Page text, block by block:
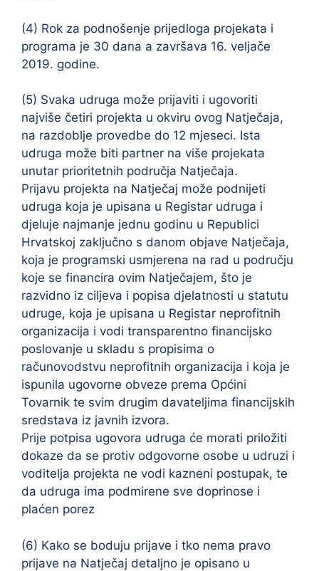
(4) Rok za podnošenje prijedloga projekata i
programa je 30 dana a završava 16. veljače
2019. godine.
(5) Svaka udruga može prijaviti i ugovoriti
najviše četiri projekta u okviru ovog Natječaja,
na razdoblje provedbe do 12 mjeseci. Ista
udruga može biti partner na više projekata
unutar prioritetnih područja Natječaja.
Prijavu projekta na Natječaj može podnijeti
udruga koja je upisana u Registar udruga i
djeluje najmanje jednu godinu u Republici
Hrvatskoj zaključno s danom objave Natječaja,
koja je programski usmjerena na rad u području
koje se financira ovim Natječajem, što je
razvidno iz ciljeva i popisa djelatnosti u statutu
udruge, koja je upisana u Registar neprofitnih
organizacija i vodi transparentno financijsko
poslovanje u skladu s propisima o
računovodstvu neprofitnih organizacija i koja je
ispunila ugovorne obveze prema Općini
Tovarnik te svim drugim davateljima financijskih
sredstava iz javnih izvora.
Prije potpisa ugovora udruga će morati priložiti
dokaze da se protiv odgovorne osobe u udruzi i
voditelja projekta ne vodi kazneni postupak, te
da udruga ima podmirene sve doprinose i
plaćen porez
(6) Kako se boduju prijave i tko nema pravo
prijave na Natječaj detaljno je opisano u